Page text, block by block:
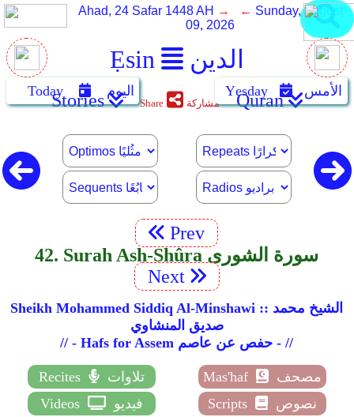
Ẹsin الدين
Ahad, 24 Safar 1448 AH → ← Sunday, August
09, 2026
Today اليوم Yẹsday الأمس Stories Share مشاركة Quran
Prev
42. Surah Ash-Shûra سورة الشورى
Next
Sheikh Mohammed Siddiq Al-Minshawi :: الشيخ محمد
صديق المنشاوي
// - Hafs for Assem حفص عن عاصم - //
Recites تلاوات Mas'haf
مصحف
Videos
فيديو Scripts نصوص